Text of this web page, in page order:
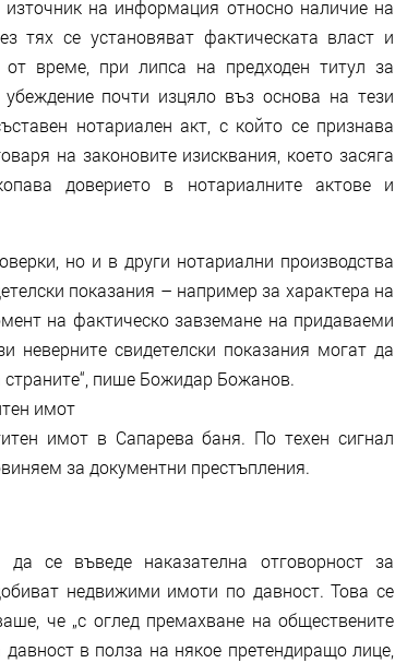
на информация относно наличие на
тях се установяват фактическата власт и
време, при липса на предходен титул за
почти изцяло въз основа на тези
нотариален акт, с който се признава
на законовите изисквания, което засяга
доверието в нотариалните актове и
но и в други нотариални производства
показания – например за характера на
на фактическо завземане на придаваеми
неверните свидетелски показания могат да
страните“, пише Божидар Божанов.
имот
имот в Сапарева баня. По техен сигнал
за документни престъпления.
се въведе наказателна отговорност за
недвижими имоти по давност. Това се
че „с оглед премахване на обществените
в полза на някое претендиращо лице,